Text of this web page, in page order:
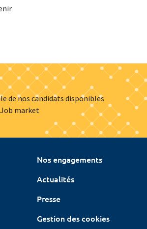
de nos candidats disponibles
market
Nos engagements
Actualités
Presse
Gestion des cookies